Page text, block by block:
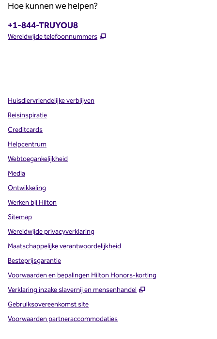
Hoe kunnen we helpen?
Telefoon:
+1-844-TRUYOU8
Wereldwijde telefoonnummers ,
Huisdiervriendelijke verblijven
Reisinspiratie
Creditcards
Helpcentrum
Webtoegankelijkheid
Media
Ontwikkeling
Werken bij Hilton
Sitemap
Wereldwijde privacyverklaring
Maatschappelijke verantwoordelijkheid
Besteprijsgarantie
Voorwaarden en bepalingen Hilton Honors-korting
Verklaring inzake slavernij en mensenhandel
,
Gebruiksovereenkomst site
Voorwaarden partneraccommodaties